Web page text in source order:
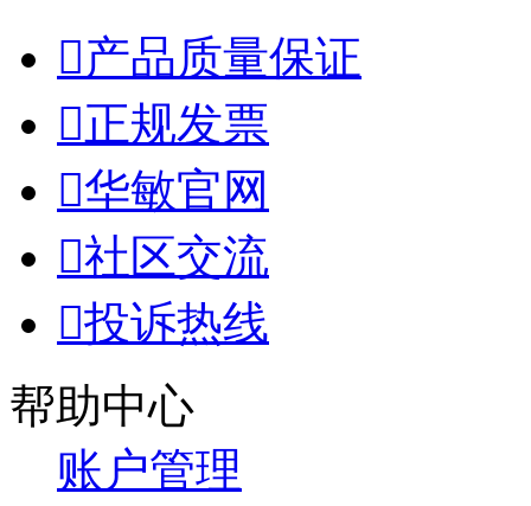
产品质量保证
正规发票
华敏官网
社区交流
投诉热线
帮助中心
账户管理